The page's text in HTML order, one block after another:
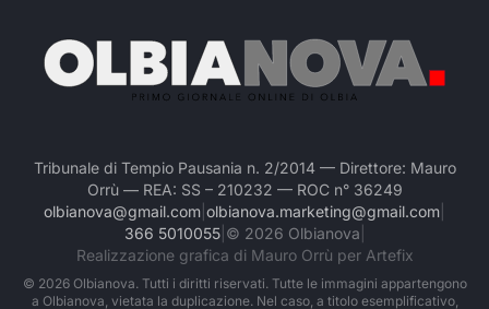
Tribunale di Tempio Pausania n. 2/2014 — Direttore: Mauro
Orrù — REA: SS – 210232 — ROC n° 36249
olbianova@gmail.com olbianova.marketing@gmail.com
366 5010055| © 2026 Olbianova
Realizzazione grafica di Mauro Orrù per Artefix
© 2026Olbianova. Tutti i diritti riservati. Tutte le immagini appartengono
a Olbianova, vietata la duplicazione. Nel caso, a titolo esemplificativo,